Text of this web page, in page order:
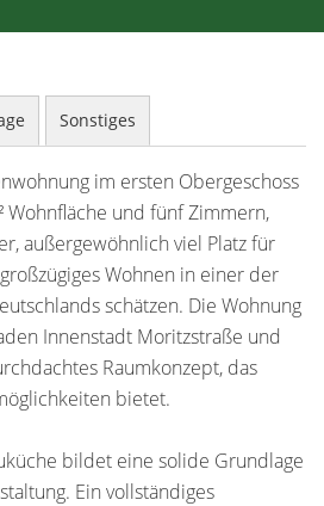
Sonstiges
im ersten Obergeschoss
und fünf Zimmern,
außergewöhnlich viel Platz für
Wohnen in einer der
schätzen. Die Wohnung
Innenstadt Moritzstraße und
Raumkonzept, das
bietet.
bildet eine solide Grundlage
Ein vollständiges